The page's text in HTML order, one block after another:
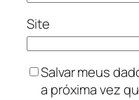
Site
Salvar meus
a próxima vez